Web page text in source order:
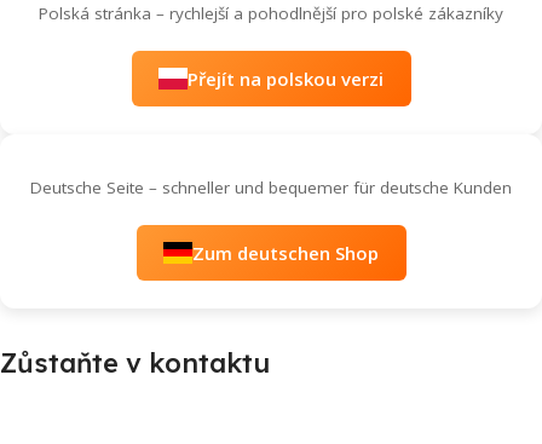
Polská stránka – rychlejší a pohodlnější pro polské zákazníky
Přejít na polskou verzi
Deutsche Seite – schneller und bequemer für deutsche Kunden
Zum deutschen Shop
Zůstaňte v kontaktu